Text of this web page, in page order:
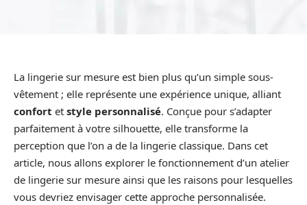
La lingerie sur mesure est bien plus qu’un simple sous-
vêtement ; elle représente une expérience unique, alliant
confort et style personnalisé. Conçue pour s’adapter
parfaitement à votre silhouette, elle transforme la
perception que l’on a de la lingerie classique. Dans cet
article, nous allons explorer le fonctionnement d’un atelier
de lingerie sur mesure ainsi que les raisons pour lesquelles
vous devriez envisager cette approche personnalisée.